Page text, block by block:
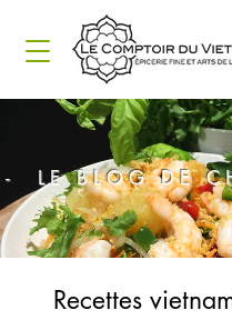
- LE BLOG DE
Recettes